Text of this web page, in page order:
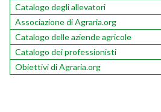
Catalogo degli allevatori
Associazione di Agraria.org
Catalogo delle aziende agricole
Catalogo dei professionisti
Obiettivi di Agraria.org